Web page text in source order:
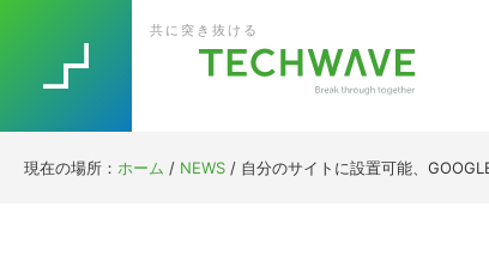
to
primary
to
main
to
primary
to
footer
共に突き抜ける
現在の場所： ホーム / NEWS / 自分のサイトに設置可能、